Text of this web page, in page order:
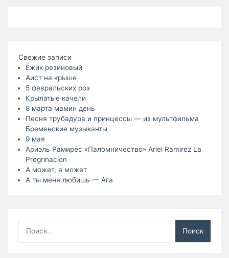
Свежие записи
Ёжик резиновый
Аист на крыше
5 февральских роз
Крылатые качели
8 марта мамин день
Песня трубадура и принцессы — из мультфильма
Бременские музыканты
9 мая
Ариэль Рамирес «Паломничество» Ariel Ramirez La
Pregrinacion
А может, а может
А ты меня любишь — Ага